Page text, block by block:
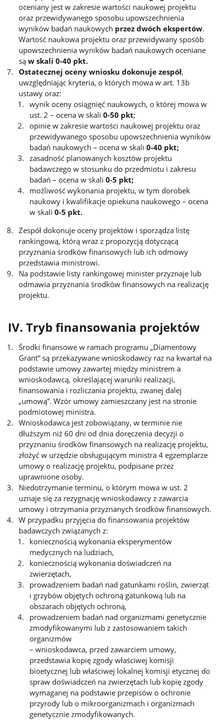
oceniany jest w zakresie wartości naukowej projektu
oraz przewidywanego sposobu upowszechnienia
wyników badań naukowych przez dwóch ekspertów.
Wartość naukowa projektu oraz przewidywany sposób
upowszechnienia wyników badań naukowych oceniane
sąw skali 0-40 pkt.
Ostatecznej oceny wniosku dokonuje zespół,
uwzględniając kryteria, o których mowa w art. 13b
ustawy oraz:
wynik oceny osiągnięć naukowych, o której mowa w
ust. 2 – ocena w skali0-50 pkt;
opinie w zakresie wartości naukowej projektu oraz
przewidywanego sposobu upowszechnienia wyników
badań naukowych – ocena w skali0-40 pkt;
zasadność planowanych kosztów projektu
badawczego w stosunku do przedmiotu i zakresu
badań – ocena w skali0-5 pkt;
możliwość wykonania projektu, w tym dorobek
naukowy i kwalifikacje opiekuna naukowego – ocena
w skali0-5 pkt.
Zespół dokonuje oceny projektów i sporządza listę
rankingową, którą wraz z propozycją dotyczącą
przyznania środków finansowych lub ich odmowy
przedstawia ministrowi.
Na podstawie listy rankingowej minister przyznaje lub
odmawia przyznania środków finansowych na realizację
projektu.
IV. Tryb finansowania projektów
Środki finansowe w ramach programu „Diamentowy
Grant” są przekazywane wnioskodawcy raz na kwartał na
podstawie umowy zawartej między ministrem a
wnioskodawcą, określającej warunki realizacji,
finansowania i rozliczania projektu, zwanej dalej
„umową”. Wzór umowy zamieszczany jest na stronie
podmiotowej ministra.
Wnioskodawca jest zobowiązany, w terminie nie
dłuższym niż 60 dni od dnia doręczenia decyzji o
przyznaniu środków finansowych na realizację projektu,
złożyć w urzędzie obsługującym ministra 4 egzemplarze
umowy o realizację projektu, podpisane przez
uprawnione osoby.
Niedotrzymanie terminu, o którym mowa w ust. 2
uznaje się za rezygnację wnioskodawcy z zawarcia
umowy i otrzymania przyznanych środków finansowych.
W przypadku przyjęcia do finansowania projektów
badawczych związanych z:
koniecznością wykonania eksperymentów
medycznych na ludziach,
koniecznością wykonania doświadczeń na
zwierzętach,
prowadzeniem badań nad gatunkami roślin, zwierząt
i grzybów objętych ochroną gatunkową lub na
obszarach objętych ochroną,
prowadzeniem badań nad organizmami genetycznie
zmodyfikowanymi lub z zastosowaniem takich
organizmów
– wnioskodawca, przed zawarciem umowy,
przedstawia kopię zgody właściwej komisji
bioetycznej lub właściwej lokalnej komisji etycznej do
spraw doświadczeń na zwierzętach lub kopię zgody
wymaganej na podstawie przepisów o ochronie
przyrody lub o mikroorganizmach i organizmach
genetycznie zmodyfikowanych.